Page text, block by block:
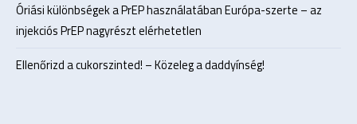
Óriási különbségek a PrEP használatában Európa-szerte – az
injekciós PrEP nagyrészt elérhetetlen
Ellenőrizd a cukorszinted! – Közeleg a daddyínség!